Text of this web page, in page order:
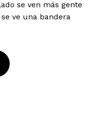
se ven más gente
ve una bandera